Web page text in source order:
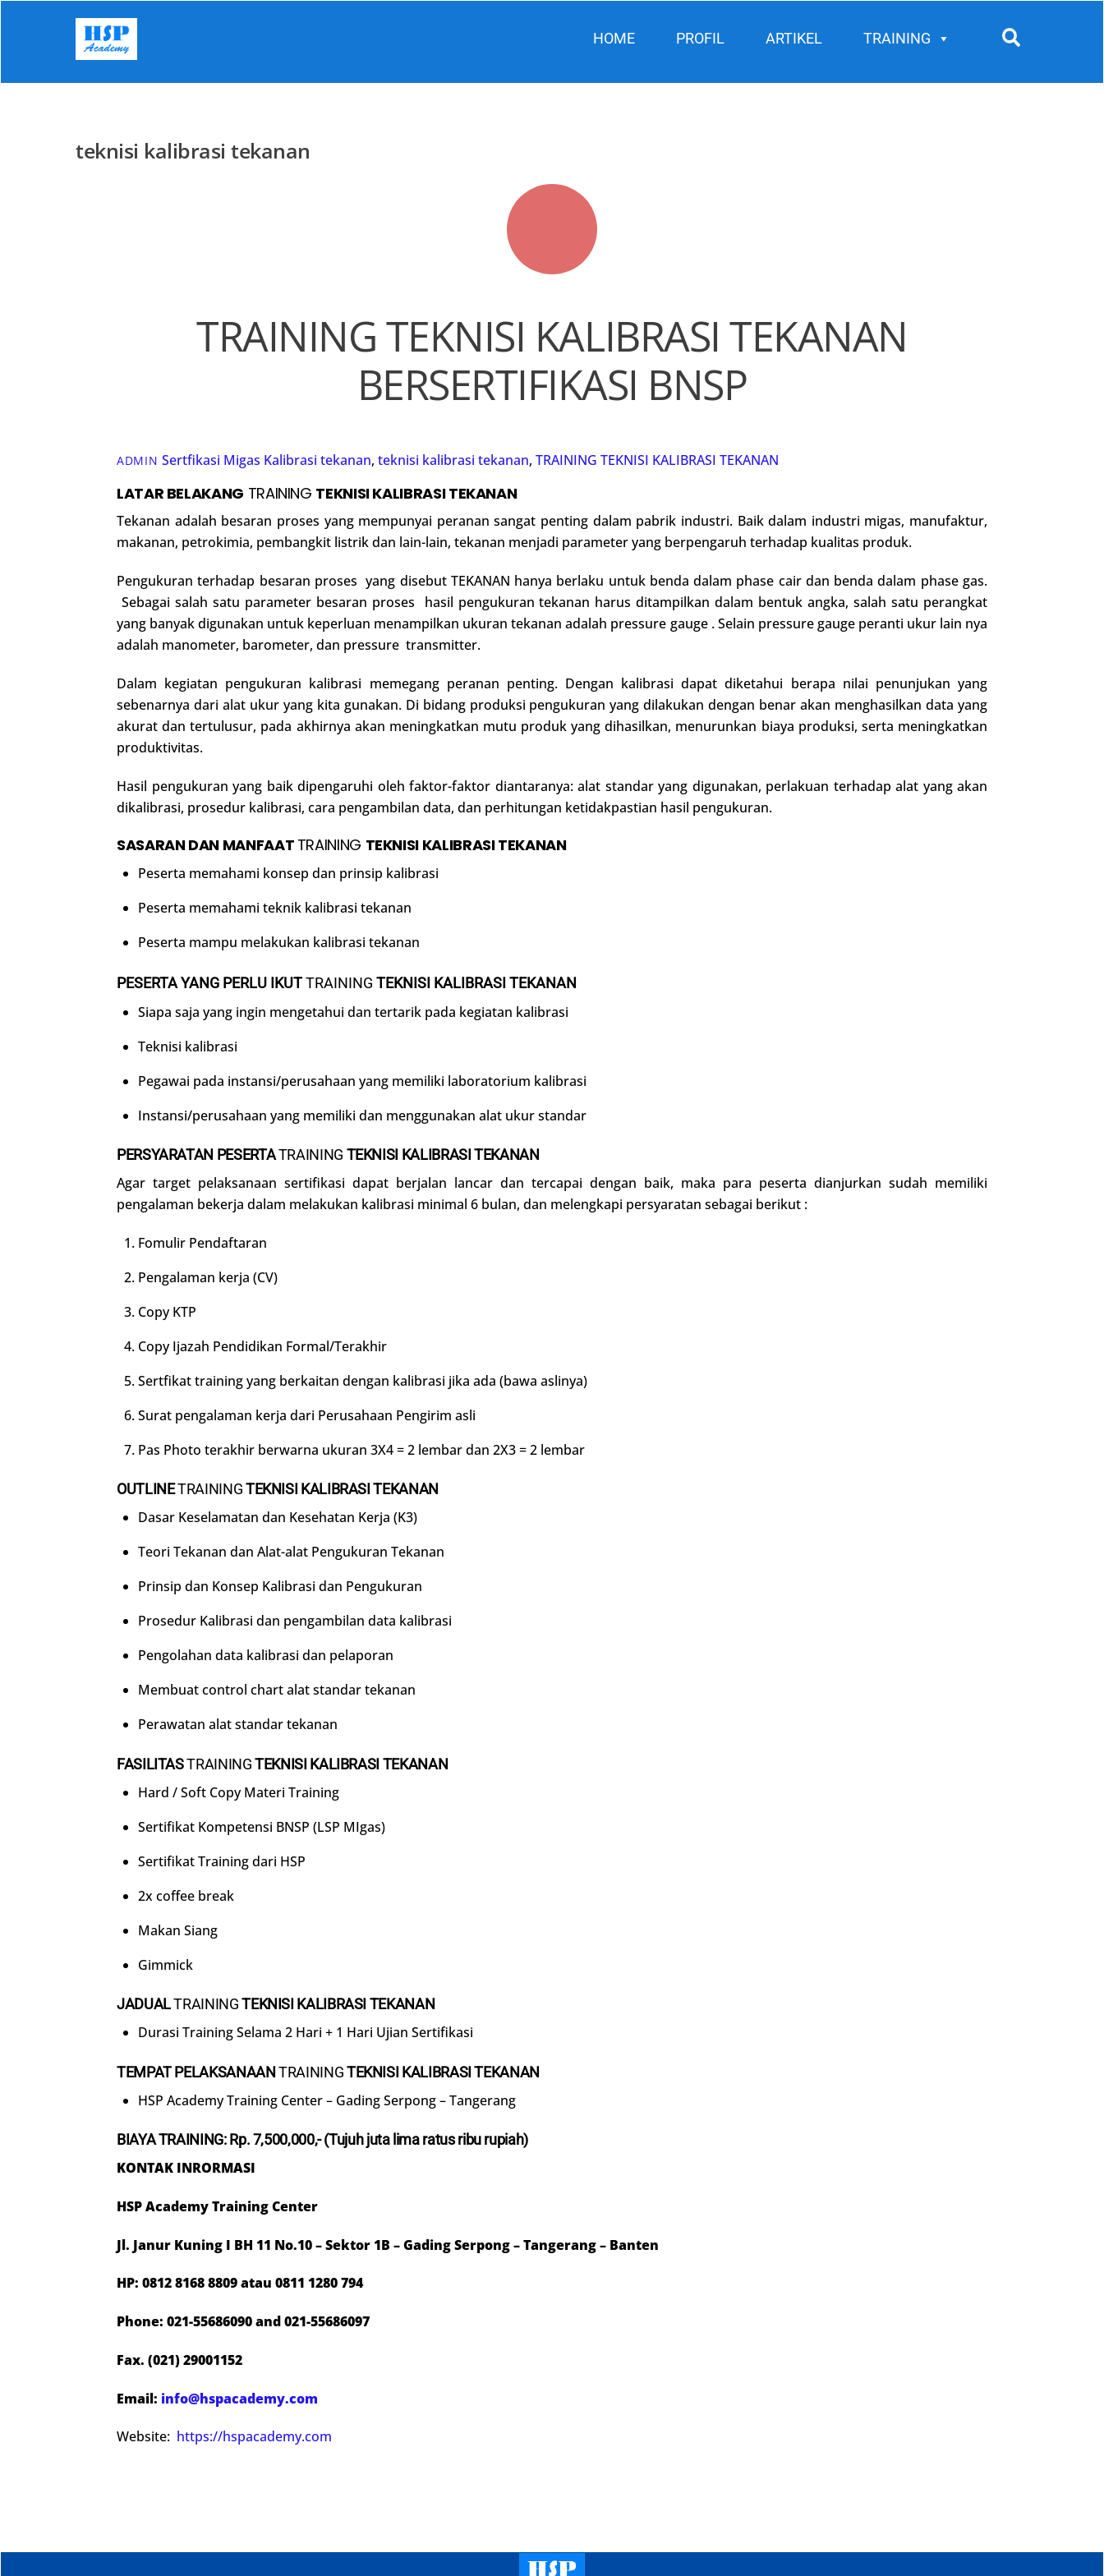
HOME PROFIL ARTIKEL TRAINING
teknisi kalibrasi tekanan
TRAINING TEKNISI KALIBRASI TEKANAN
BERSERTIFIKASI BNSP
ADMIN Sertfikasi Migas Kalibrasi tekanan, teknisi kalibrasi tekanan, TRAINING TEKNISI KALIBRASI TEKANAN
LATAR BELAKANG TRAINING TEKNISI KALIBRASI TEKANAN
Tekanan adalah besaran proses yang mempunyai peranan sangat penting dalam pabrik industri. Baik dalam industri migas, manufaktur,
makanan, petrokimia, pembangkit listrik dan lain-lain, tekanan menjadi parameter yang berpengaruh terhadap kualitas produk.
Pengukuran terhadap besaran proses yang disebut TEKANAN hanya berlaku untuk benda dalam phase cair dan benda dalam phase gas.
Sebagai salah satu parameter besaran proses hasil pengukuran tekanan harus ditampilkan dalam bentuk angka, salah satu perangkat
yang banyak digunakan untuk keperluan menampilkan ukuran tekanan adalah pressure gauge . Selain pressure gauge peranti ukur lain nya
adalah manometer, barometer, dan pressure transmitter.
Dalam kegiatan pengukuran kalibrasi memegang peranan penting. Dengan kalibrasi dapat diketahui berapa nilai penunjukan yang
sebenarnya dari alat ukur yang kita gunakan. Di bidang produksi pengukuran yang dilakukan dengan benar akan menghasilkan data yang
akurat dan tertulusur, pada akhirnya akan meningkatkan mutu produk yang dihasilkan, menurunkan biaya produksi, serta meningkatkan
produktivitas.
Hasil pengukuran yang baik dipengaruhi oleh faktor-faktor diantaranya: alat standar yang digunakan, perlakuan terhadap alat yang akan
dikalibrasi, prosedur kalibrasi, cara pengambilan data, dan perhitungan ketidakpastian hasil pengukuran.
SASARAN DAN MANFAAT TRAINING TEKNISI KALIBRASI TEKANAN
Peserta memahami konsep dan prinsip kalibrasi
Peserta memahami teknik kalibrasi tekanan
Peserta mampu melakukan kalibrasi tekanan
PESERTA YANG PERLU IKUTTRAINING TEKNISI KALIBRASI TEKANAN
Siapa saja yang ingin mengetahui dan tertarik pada kegiatan kalibrasi
Teknisi kalibrasi
Pegawai pada instansi/perusahaan yang memiliki laboratorium kalibrasi
Instansi/perusahaan yang memiliki dan menggunakan alat ukur standar
PERSYARATAN PESERTATRAINING TEKNISI KALIBRASI TEKANAN
Agar target pelaksanaan sertifikasi dapat berjalan lancar dan tercapai dengan baik, maka para peserta dianjurkan sudah memiliki
pengalaman bekerja dalam melakukan kalibrasi minimal 6 bulan, dan melengkapi persyaratan sebagai berikut :
Fomulir Pendaftaran
Pengalaman kerja (CV)
Copy KTP
Copy Ijazah Pendidikan Formal/Terakhir
Sertfikat training yang berkaitan dengan kalibrasi jika ada (bawa aslinya)
Surat pengalaman kerja dari Perusahaan Pengirim asli
Pas Photo terakhir berwarna ukuran 3X4 = 2 lembar dan 2X3 = 2 lembar
OUTLINETRAININGTEKNISI KALIBRASI TEKANAN
Dasar Keselamatan dan Kesehatan Kerja (K3)
Teori Tekanan dan Alat-alat Pengukuran Tekanan
Prinsip dan Konsep Kalibrasi dan Pengukuran
Prosedur Kalibrasi dan pengambilan data kalibrasi
Pengolahan data kalibrasi dan pelaporan
Membuat control chart alat standar tekanan
Perawatan alat standar tekanan
FASILITASTRAININGTEKNISI KALIBRASI TEKANAN
Hard / Soft Copy Materi Training
Sertifikat Kompetensi BNSP (LSP MIgas)
Sertifikat Training dari HSP
2x coffee break
Makan Siang
Gimmick
JADUALTRAININGTEKNISI KALIBRASI TEKANAN
Durasi Training Selama 2 Hari + 1 Hari Ujian Sertifikasi
TEMPAT PELAKSANAANTRAININGTEKNISI KALIBRASI TEKANAN
HSP Academy Training Center – Gading Serpong – Tangerang
BIAYA TRAINING: Rp. 7,500,000,- (Tujuhjuta limaratusribu rupiah)
KONTAK INRORMASI
HSP Academy Training Center
Jl. Janur Kuning I BH 11 No.10 – Sektor 1B – Gading Serpong – Tangerang – Banten
HP: 0812 8168 8809 atau 0811 1280 794
Phone: 021-55686090 and 021-55686097
Fax. (021) 29001152
Email: info@hspacademy.com
Website: https://hspacademy.com